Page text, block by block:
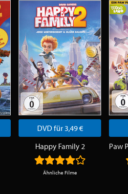
DVD für 3,49 €
Happy Family 2
Ähnliche Filme